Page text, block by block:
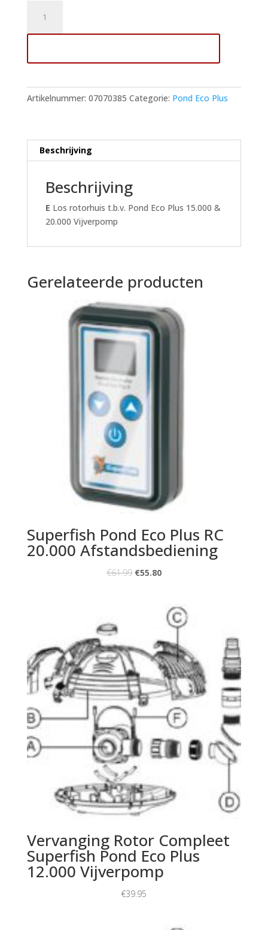
Rotorhuis
Superfish
Eco
15.000
&
Artikelnummer: 07070385 Categorie: Pond Eco Plus
Beschrijving
Beschrijving
E Los rotorhuis t.b.v. Pond Eco Plus 15.000 &
20.000 Vijverpomp
Gerelateerde producten
Superfish Pond Eco Plus RC
20.000 Afstandsbediening
€61.99 €55.80
Vervanging Rotor Compleet
Superfish Pond Eco Plus
12.000 Vijverpomp
€39.95